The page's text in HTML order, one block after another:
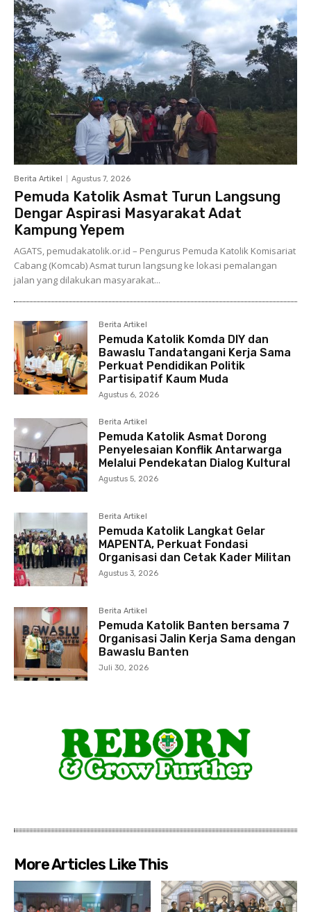
Berita Artikel Agustus 7, 2026
Pemuda Katolik Asmat Turun Langsung
Dengar Aspirasi Masyarakat Adat
Kampung Yepem
AGATS, pemudakatolik.or.id – Pengurus Pemuda Katolik Komisariat
Cabang (Komcab) Asmat turun langsung ke lokasi pemalangan
jalan yang dilakukan masyarakat...
Berita Artikel
Pemuda Katolik Komda DIY dan
Bawaslu Tandatangani Kerja Sama
Perkuat Pendidikan Politik
Partisipatif Kaum Muda
Agustus 6, 2026
Berita Artikel
Pemuda Katolik Asmat Dorong
Penyelesaian Konflik Antarwarga
Melalui Pendekatan Dialog Kultural
Agustus 5, 2026
Berita Artikel
Pemuda Katolik Langkat Gelar
MAPENTA, Perkuat Fondasi
Organisasi dan Cetak Kader Militan
Agustus 3, 2026
Berita Artikel
Pemuda Katolik Banten bersama 7
Organisasi Jalin Kerja Sama dengan
Bawaslu Banten
Juli 30, 2026
More Articles Like This